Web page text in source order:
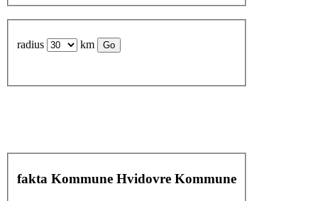
radius km
fakta Kommune Hvidovre Kommune